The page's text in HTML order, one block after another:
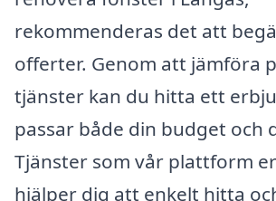
rekommenderas det att
offerter. Genom att jämföra
tjänster kan du hitta ett
passar både din budget och
Tjänster som vår plattform
hjälper dig att enkelt hitta